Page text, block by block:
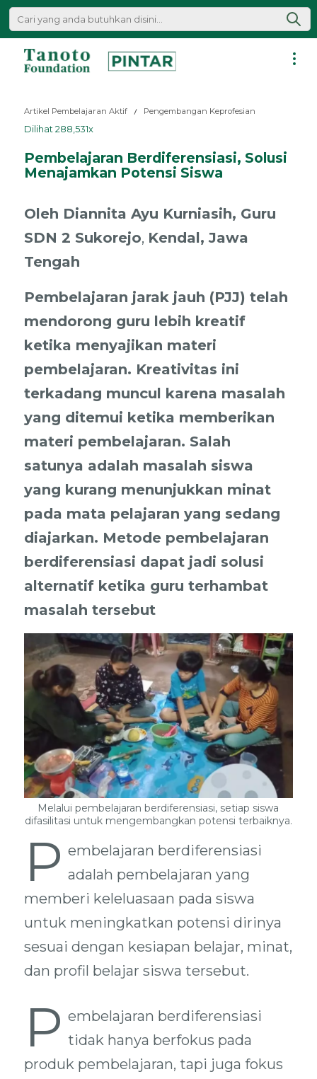
Lewati
|
Tanoto
Artikel Pembelajaran Aktif Pengembangan Keprofesian
Dilihat 288,531x
Pembelajaran Berdiferensiasi, Solusi
Menajamkan Potensi Siswa
Oleh Diannita Ayu Kurniasih, Guru
SDN 2 Sukorejo, Kendal, Jawa
Tengah
Pembelajaran jarak jauh (PJJ) telah
mendorong guru lebih kreatif
ketika menyajikan materi
pembelajaran. Kreativitas ini
terkadang muncul karena masalah
yang ditemui ketika memberikan
materi pembelajaran. Salah
satunya adalah masalah siswa
yang kurang menunjukkan minat
pada mata pelajaran yang sedang
diajarkan. Metode pembelajaran
berdiferensiasi dapat jadi solusi
alternatif ketika guru terhambat
masalah tersebut
Melalui pembelajaran berdiferensiasi, setiap siswa
difasilitasi untuk mengembangkan potensi terbaiknya.
P embelajaran berdiferensiasi
adalah pembelajaran yang
memberi keleluasaan pada siswa
untuk meningkatkan potensi dirinya
sesuai dengan kesiapan belajar, minat,
dan profil belajar siswa tersebut.
P embelajaran berdiferensiasi
tidak hanya berfokus pada
produk pembelajaran, tapi juga fokus